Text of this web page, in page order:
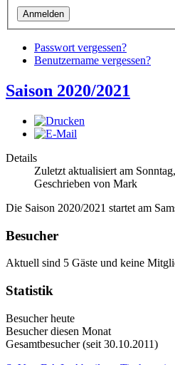
Passwort vergessen?
Benutzername vergessen?
Saison 2020/2021
Details
Zuletzt aktualisiert am
Geschrieben von Mark
Die Saison 2020/2021 startet am
Besucher
Aktuell sind 5 Gäste und keine
Statistik
Besucher heute
Besucher diesen Monat
Gesamtbesucher (seit 30.10.2011)